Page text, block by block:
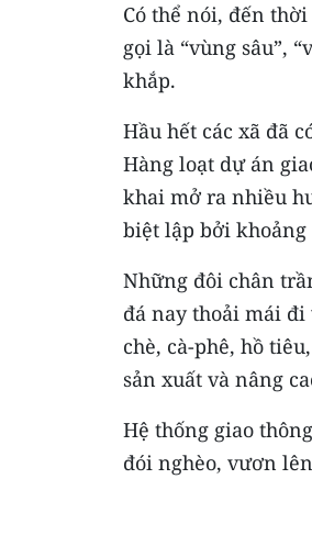
Có thể nói, đến
gọi là “vùng sâu”,
khắp.
Hầu hết các xã đã
Hàng loạt dự án
khai mở ra nhiều
biệt lập bởi
Những đôi chân
đá nay thoải mái
chè, cà-phê, hồ
sản xuất và nâng
Hệ thống giao
đói nghèo, vươn